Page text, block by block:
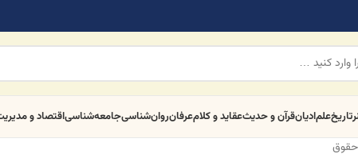
تاریخعلمادیانقرآن و حدیثعقاید و کلامعرفانروان‌شناسیجامعه‌شناسیاقتصاد و
حقوق